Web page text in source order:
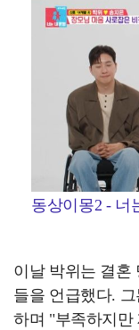
동상이몽2 - 너
이날 박위는 결혼
들을 언급했다.
하며 "부족하지만